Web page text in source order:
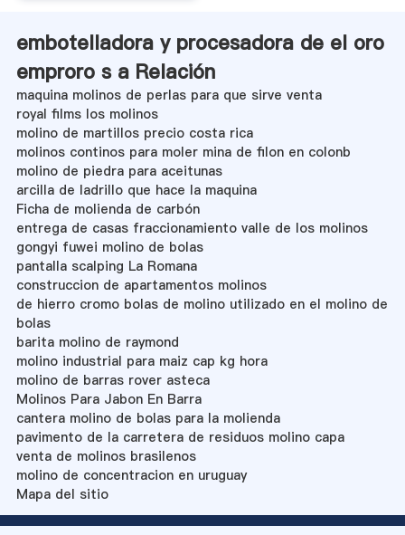
embotelladora y procesadora de el oro
emproro s a Relación
maquina molinos de perlas para que sirve venta
royal films los molinos
molino de martillos precio costa rica
molinos continos para moler mina de filon en colonb
molino de piedra para aceitunas
arcilla de ladrillo que hace la maquina
Ficha de molienda de carbón
entrega de casas fraccionamiento valle de los molinos
gongyi fuwei molino de bolas
pantalla scalping La Romana
construccion de apartamentos molinos
de hierro cromo bolas de molino utilizado en el molino de
bolas
barita molino de raymond
molino industrial para maiz cap kg hora
molino de barras rover asteca
Molinos Para Jabon En Barra
cantera molino de bolas para la molienda
pavimento de la carretera de residuos molino capa
venta de molinos brasilenos
molino de concentracion en uruguay
Mapa del sitio